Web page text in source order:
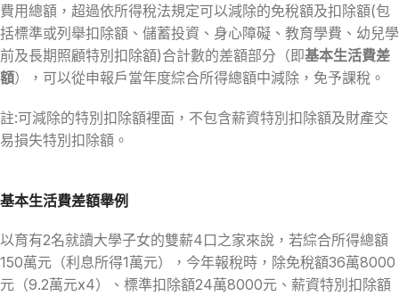
費用總額，超過依所得稅法規定可以減除的免稅額及扣除額(包
括標準或列舉扣除額、儲蓄投資、身心障礙、教育學費、幼兒學
前及長期照顧特別扣除額)合計數的差額部分（即基本生活費差
額），可以從申報戶當年度綜合所得總額中減除，免予課稅。
註:可減除的特別扣除額裡面，不包含薪資特別扣除額及財產交
易損失特別扣除額。
基本生活費差額舉例
以育有2名就讀大學子女的雙薪4口之家來說，若綜合所得總額
150萬元（利息所得1萬元），今年報稅時，除免稅額36萬8000
元（9.2萬元x4）、標準扣除額24萬8000元、薪資特別扣除額